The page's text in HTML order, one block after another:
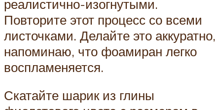
реалистично-изогнутыми.
Повторите этот процесс со всеми
листочками. Делайте это аккуратно,
напоминаю, что фоамиран легко
воспламеняется.
Скатайте шарик из глины